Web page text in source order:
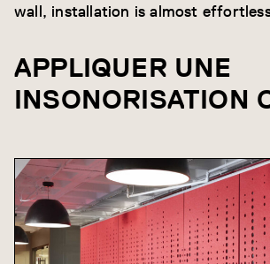
wall, installation is almost
APPLIQUER UNE
INSONORISATION